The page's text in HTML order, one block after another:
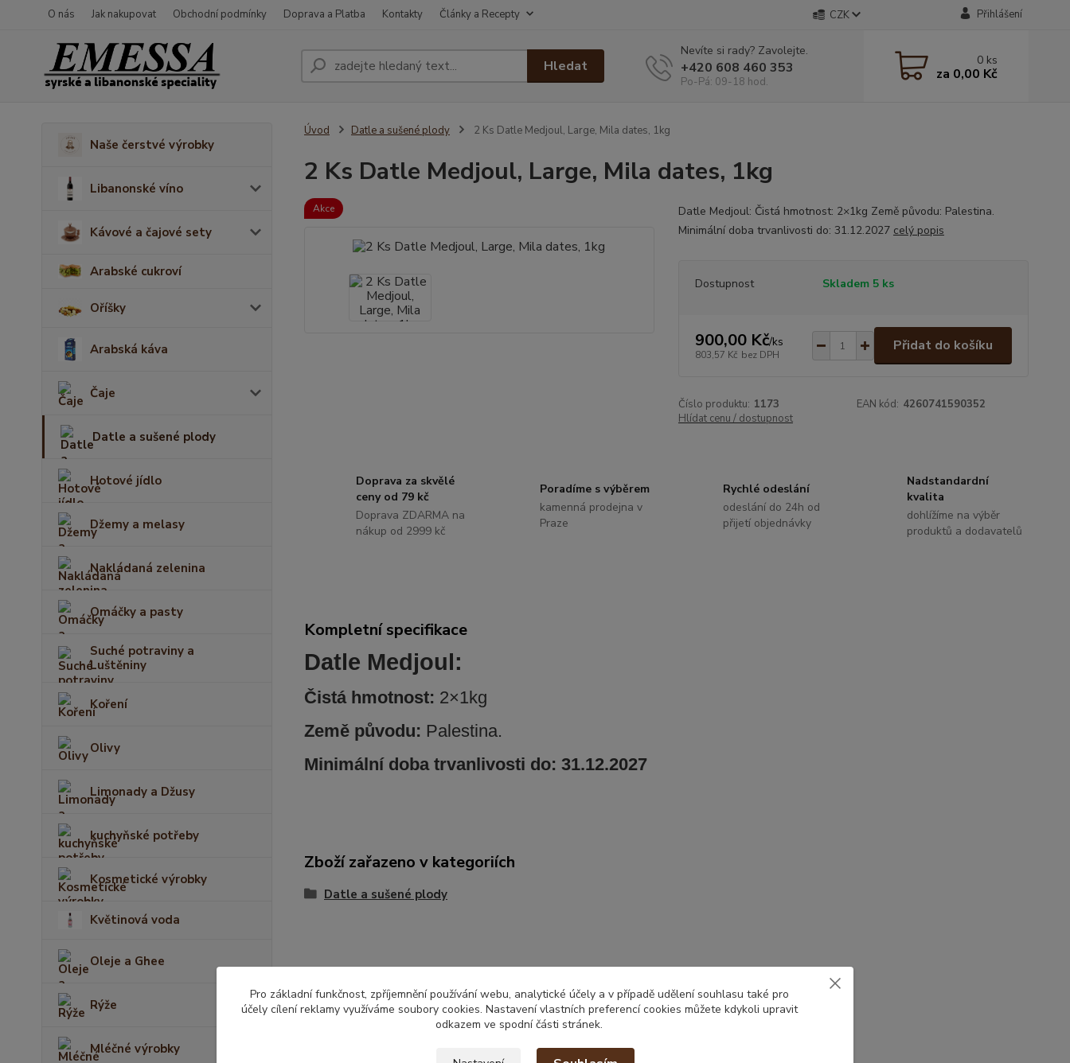
O nás Jak nakupovat Obchodní podmínky Doprava a Platba Kontakty Články a Recepty CZK Přihlášení
Hledat
Nevíte si rady? Zavolejte.
+420 608 460 353
Po-Pá: 09-18 hod.
0 ks
za 0,00 Kč
Naše čerstvé výrobky
Libanonské víno
Kávové a čajové sety
Arabské cukroví
Oříšky
Arabská káva
Čaje
Datle a sušené plody
Hotové jídlo
Džemy a melasy
Nakládaná zelenina
Omáčky a pasty
Suché potraviny a
Luštěniny
Koření
Olivy
Limonady a Džusy
kuchyňské potřeby
Kosmetické výrobky
Květinová voda
Oleje a Ghee
Rýže
Mléčné výrobky
Úvod Datle a sušené plody 2 Ks Datle Medjoul, Large, Mila dates, 1kg
2 Ks Datle Medjoul, Large, Mila dates, 1kg
Akce
Datle Medjoul: Čistá hmotnost: 2×1kg Země původu: Palestina.
Minimální doba trvanlivosti do: 31.12.2027 celý popis
Dostupnost Skladem 5 ks
900,00 Kč/ks
803,57 Kč bez DPH
Přidat do košíku
Číslo produktu: 1173 EAN kód: 4260741590352
Hlídat cenu / dostupnost
Doprava za skvělé
ceny od 79 kč
Doprava ZDARMA na
nákup od 2999 kč
Poradíme s výběrem
kamenná prodejna v
Praze
Rychlé odeslání
odeslání do 24h od
přijetí objednávky
Nadstandardní
kvalita
dohlížíme na výběr
produktů a dodavatelů
Kompletní specifikace
Datle Medjoul:
Čistá hmotnost: 2×1kg
Země původu: Palestina.
Minimální doba trvanlivosti do: 31.12.2027
Zboží zařazeno v kategoriích
Datle a sušené plody
Pro základní funkčnost, zpříjemnění používání webu, analytické účely a v případě udělení souhlasu také pro
účely cílení reklamy využíváme soubory cookies. Nastavení vlastních preferencí cookies můžete kdykoli upravit
odkazem ve spodní části stránek.